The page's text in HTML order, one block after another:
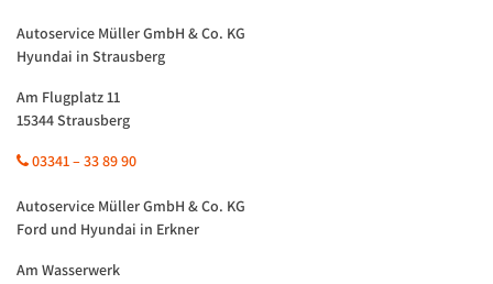
Autoservice Müller GmbH & Co. KG
Hyundai in Strausberg
Am Flugplatz 11
15344 Strausberg
03341 – 33 89 90
Autoservice Müller GmbH & Co. KG
Ford und Hyundai in Erkner
Am Wasserwerk